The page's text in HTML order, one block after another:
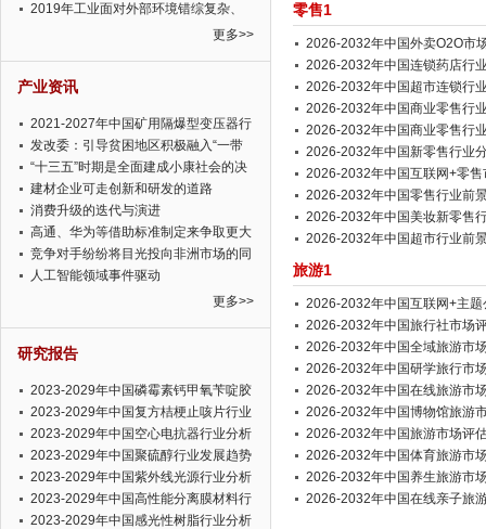
引擎”
2019年工业面对外部环境错综复杂、
更多>>
产业资讯
2021-2027年中国矿用隔爆型变压器行
业前景展望与投资前景预测报告
发改委：引导贫困地区积极融入“一带
一路”
“十三五”时期是全面建成小康社会的决
胜阶段
建材企业可走创新和研发的道路
消费升级的迭代与演进
高通、华为等借助标准制定来争取更大
话语权
竞争对手纷纷将目光投向非洲市场的同
时，欧舒丹如此淡定，难道就真的不怕
人工智能领域事件驱动
更多>>
研究报告
2023-2029年中国磷霉素钙甲氧苄啶胶
囊行业分析与投资可行性报告
2023-2029年中国复方桔梗止咳片行业
发展趋势与投资潜力分析报告
2023-2029年中国空心电抗器行业分析
与投资潜力分析报告
2023-2029年中国聚硫醇行业发展趋势
与投资可行性报告
2023-2029年中国紫外线光源行业分析
与未来发展趋势报告
2023-2029年中国高性能分离膜材料行
业发展趋势与发展前景预测报告
2023-2029年中国感光性树脂行业分析
零售1
2026-2032年中国外卖O2O市
2026-2032年中国连锁药店行
2026-2032年中国超市连锁行
告
2026-2032年中国商业零售行
告
2026-2032年中国商业零售行
告
2026-2032年中国新零售行业
2026-2032年中国互联网+零
2026-2032年中国零售行业前
2026-2032年中国美妆新零售
2026-2032年中国超市行业前
旅游1
2026-2032年中国互联网+主
预测报告
2026-2032年中国旅行社市场
2026-2032年中国全域旅游市
2026-2032年中国研学旅行市
2026-2032年中国在线旅游市
2026-2032年中国博物馆旅游
2026-2032年中国旅游市场评
2026-2032年中国体育旅游市
告
2026-2032年中国养生旅游市
2026-2032年中国在线亲子旅